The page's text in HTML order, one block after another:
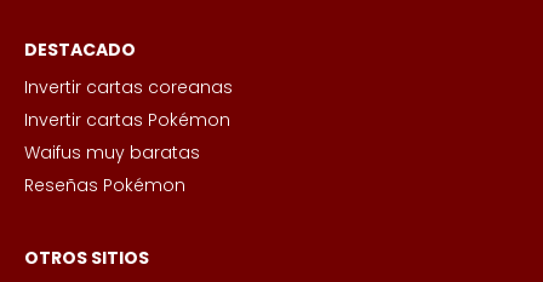
DESTACADO
Invertir cartas coreanas
Invertir cartas Pokémon
Waifus muy baratas
Reseñas Pokémon
OTROS SITIOS